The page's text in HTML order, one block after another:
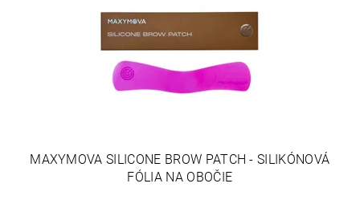
MAXYMOVA SILICONE BROW PATCH - SILIKÓNOVÁ
FÓLIA NA OBOČIE